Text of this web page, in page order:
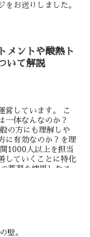
をお送りしました。
メントや酸熱ト
いて解説
営しています。 こ
一体なんなのか？
の方にも理解しや
に有効なのか？を理
1000人以上を担当
していくことに特化
薬剤を使用したス
ン 深瀬介志
壁。